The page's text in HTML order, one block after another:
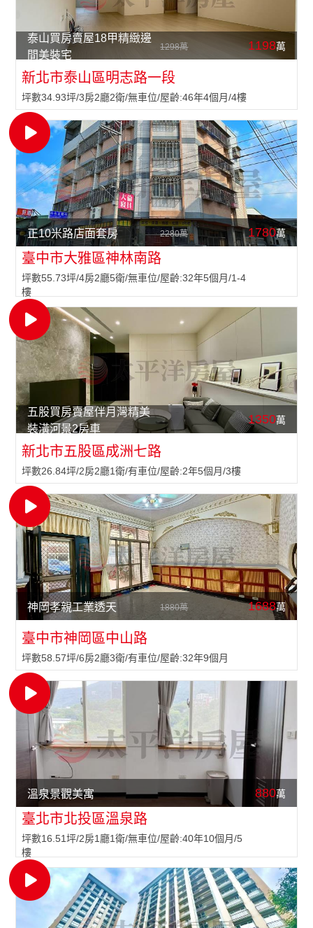
泰山買房賣屋18甲精緻邊
間美裝宅
1298萬 1198萬
新北市泰山區明志路一段
坪數34.93坪/3房2廳2衛/無車位/屋齡:46年4個月/4樓
正10米路店面套房 2280萬 1780萬
臺中市大雅區神林南路
坪數55.73坪/4房2廳5衛/無車位/屋齡:32年5個月/1-4
樓
五股買房賣屋伴月灣精美
裝潢河景2房車
1350萬
新北市五股區成洲七路
坪數26.84坪/2房2廳1衛/有車位/屋齡:2年5個月/3樓
神岡孝親工業透天 1880萬 1688萬
臺中市神岡區中山路
坪數58.57坪/6房2廳3衛/有車位/屋齡:32年9個月
溫泉景觀美寓 880萬
臺北市北投區溫泉路
坪數16.51坪/2房1廳1衛/無車位/屋齡:40年10個月/5
樓